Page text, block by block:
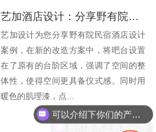
艺加酒店设计：分享野有院民宿酒店设计的观点
艺加设计为您分享野有院民宿酒店设计
案例，在新的改造方案中，将吧台设置
在了原有的台阶区域，强调了空间的整
体性，使得空间更具备仪式感。同时用
暖色的肌理漆，点...
你们是怎么收费的呢